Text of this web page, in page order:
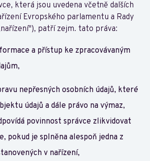
která jsou uvedena včetně dalších
Evropského parlamentu a Rady
patří zejm. tato práva:
a přístup ke zpracovávaným
nepřesných osobních údajů, které
údajů a dále právo na výmaz,
povinnost správce zlikvidovat
pokud je splněna alespoň jedna z
v nařízení,